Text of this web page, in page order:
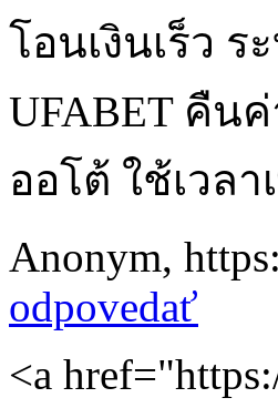
โอนเงินเร็ว
UFABET คืน
ออโต้ ใช้เวล
Anonym,
odpovedať
<a